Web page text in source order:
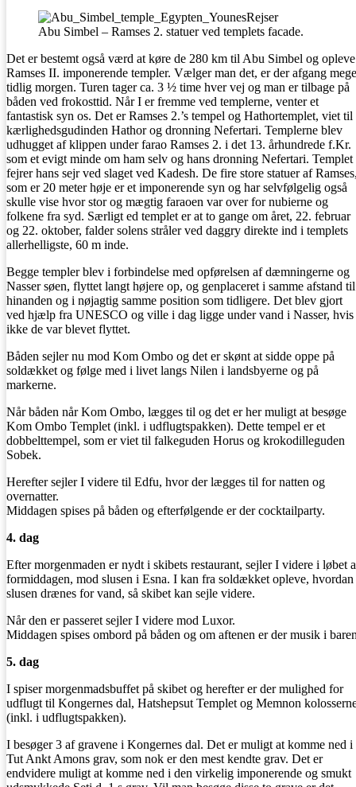
Abu Simbel – Ramses 2. statuer ved templets facade.
Det er bestemt også værd at køre de 280 km til Abu Simbel og opleve
Ramses II. imponerende templer. Vælger man det, er der afgang
tidlig morgen. Turen tager ca. 3 ½ time hver vej og man er tilbage på
båden ved frokosttid. Når I er fremme ved templerne, venter et
fantastisk syn os. Det er Ramses 2.’s tempel og Hathortemplet, viet til
kærlighedsgudinden Hathor og dronning Nefertari. Templerne blev
udhugget af klippen under farao Ramses 2. i det 13. århundrede f.Kr.
som et evigt minde om ham selv og hans dronning Nefertari. Templet
fejrer hans sejr ved slaget ved Kadesh. De fire store statuer af
som er 20 meter høje er et imponerende syn og har selvfølgelig også
skulle vise hvor stor og mægtig faraoen var over for nubierne og
folkene fra syd. Særligt ed templet er at to gange om året, 22. februar
og 22. oktober, falder solens stråler ved daggry direkte ind i templets
allerhelligste, 60 m inde.
Begge templer blev i forbindelse med opførelsen af dæmningerne og
Nasser søen, flyttet langt højere op, og genplaceret i samme afstand til
hinanden og i nøjagtig samme position som tidligere. Det blev gjort
ved hjælp fra UNESCO og ville i dag ligge under vand i Nasser, hvis
ikke de var blevet flyttet.
Båden sejler nu mod Kom Ombo og det er skønt at sidde oppe på
soldækket og følge med i livet langs Nilen i landsbyerne og på
markerne.
Når båden når Kom Ombo, lægges til og det er her muligt at besøge
Kom Ombo Templet (inkl. i udflugtspakken). Dette tempel er et
dobbelttempel, som er viet til falkeguden Horus og krokodilleguden
Sobek.
Herefter sejler I videre til Edfu, hvor der lægges til for natten og
overnatter.
Middagen spises på båden og efterfølgende er der cocktailparty.
4. dag
Efter morgenmaden er nydt i skibets restaurant, sejler I videre i løbet
formiddagen, mod slusen i Esna. I kan fra soldækket opleve, hvordan
slusen drænes for vand, så skibet kan sejle videre.
Når den er passeret sejler I videre mod Luxor.
Middagen spises ombord på båden og om aftenen er der musik i
5. dag
I spiser morgenmadsbuffet på skibet og herefter er der mulighed for
udflugt til Kongernes dal, Hatshepsut Templet og Memnon
(inkl. i udflugtspakken).
I besøger 3 af gravene i Kongernes dal. Det er muligt at komme ned i
Tut Ankt Amons grav, som nok er den mest kendte grav. Det er
endvidere muligt at komme ned i den virkelig imponerende og smukt